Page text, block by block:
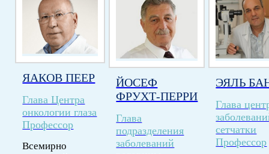
ЯАКОВ ПЕЕР
Глава Центра
онкологии глаза
Профессор
Всемирно
ЙОСЕФ
ФРУХТ-ПЕРРИ
Глава
подразделения
заболеваний
ЭЯЛЬ
Глава
сетчатки
Профессор